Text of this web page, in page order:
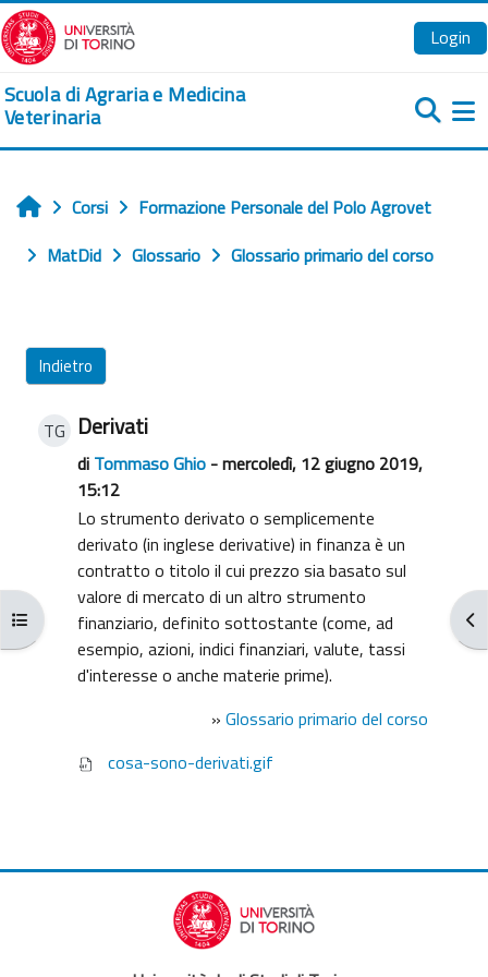
Vai al contenuto principale
Login
Scuola di Agraria e Medicina
Veterinaria
Apri indice del corso
Home
Corsi
Formazione Personale del Polo Agrovet
MatDid
Glossario Glossario primario del corso
Indietro
TG Derivati
di Tommaso Ghio- mercoledì, 12 giugno 2019,
15:12
Lo strumento derivato o semplicemente
derivato (in inglese derivative) in finanza è un
contratto o titolo il cui prezzo sia basato sul
valore di mercato di un altro strumento
finanziario, definito sottostante (come, ad
esempio, azioni, indici finanziari, valute, tassi
d'interesse o anche materie prime).
» Glossario primario del corso
cosa-sono-derivati.gif